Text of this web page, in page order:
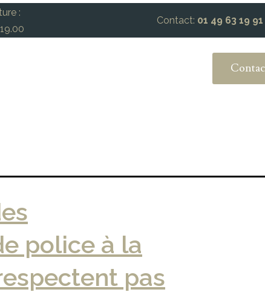
:
Contact: 01 49 63 19 91
police à la
pas